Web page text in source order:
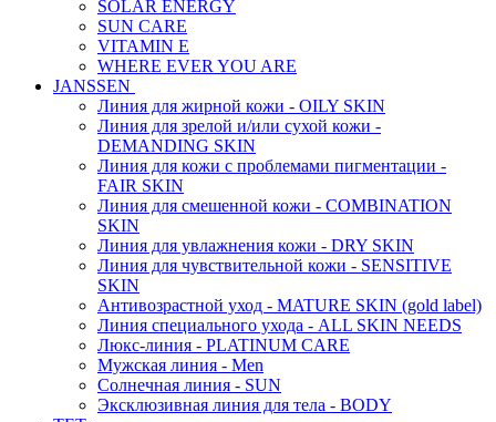
SOLAR ENERGY
SUN CARE
VITAMIN E
WHERE EVER YOU ARE
JANSSEN
Линия для жирной кожи - OILY SKIN
Линия для зрелой и/или сухой кожи -
DEMANDING SKIN
Линия для кожи с проблемами пигментации -
FAIR SKIN
Линия для смешенной кожи - COMBINATION
SKIN
Линия для увлажнения кожи - DRY SKIN
Линия для чувствительной кожи - SENSITIVE
SKIN
Антивозрастной уход - MATURE SKIN (gold label)
Линия специального ухода - ALL SKIN NEEDS
Люкс-линия - PLATINUM CARE
Мужская линия - Men
Солнечная линия - SUN
Эксклюзивная линия для тела - BODY